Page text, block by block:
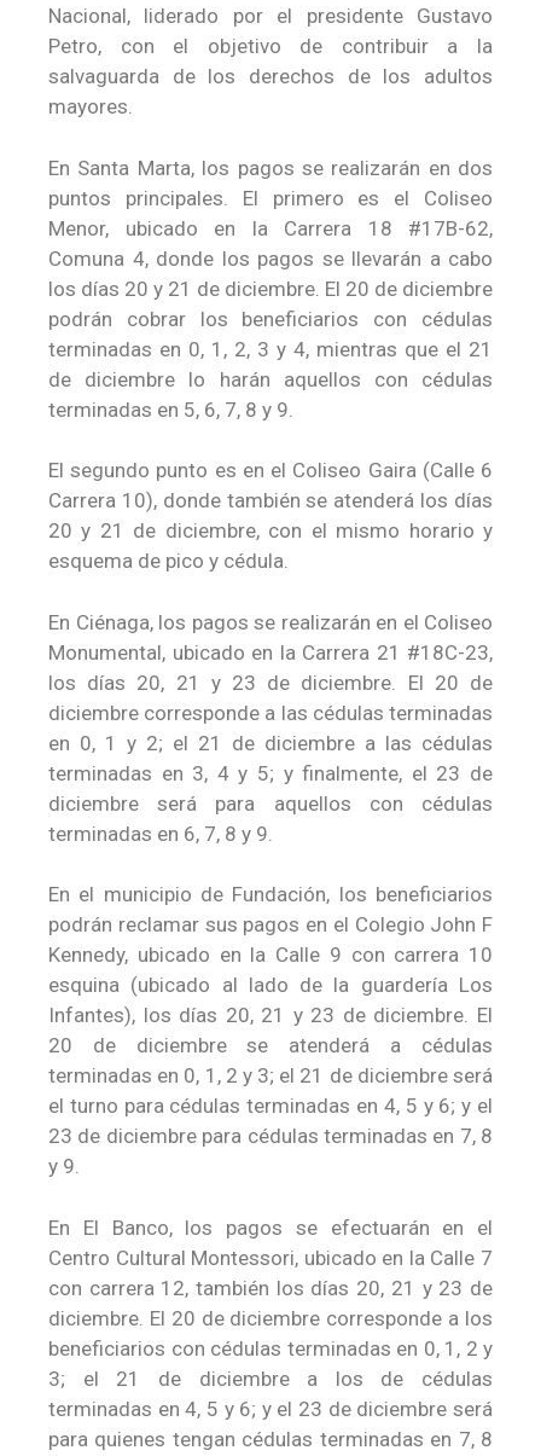
Nacional, liderado por el presidente Gustavo
Petro, con el objetivo de contribuir a la
salvaguarda de los derechos de los adultos
mayores.
En Santa Marta, los pagos se realizarán en dos
puntos principales. El primero es el Coliseo
Menor, ubicado en la Carrera 18 #17B-62,
Comuna 4, donde los pagos se llevarán a cabo
los días 20 y 21 de diciembre. El 20 de diciembre
podrán cobrar los beneficiarios con cédulas
terminadas en 0, 1, 2, 3 y 4, mientras que el 21
de diciembre lo harán aquellos con cédulas
terminadas en 5, 6, 7, 8 y 9.
El segundo punto es en el Coliseo Gaira (Calle 6
Carrera 10), donde también se atenderá los días
20 y 21 de diciembre, con el mismo horario y
esquema de pico y cédula.
En Ciénaga, los pagos se realizarán en el Coliseo
Monumental, ubicado en la Carrera 21 #18C-23,
los días 20, 21 y 23 de diciembre. El 20 de
diciembre corresponde a las cédulas terminadas
en 0, 1 y 2; el 21 de diciembre a las cédulas
terminadas en 3, 4 y 5; y finalmente, el 23 de
diciembre será para aquellos con cédulas
terminadas en 6, 7, 8 y 9.
En el municipio de Fundación, los beneficiarios
podrán reclamar sus pagos en el Colegio John F
Kennedy, ubicado en la Calle 9 con carrera 10
esquina (ubicado al lado de la guardería Los
Infantes), los días 20, 21 y 23 de diciembre. El
20 de diciembre se atenderá a cédulas
terminadas en 0, 1, 2 y 3; el 21 de diciembre será
el turno para cédulas terminadas en 4, 5 y 6; y el
23 de diciembre para cédulas terminadas en 7, 8
y 9.
En El Banco, los pagos se efectuarán en el
Centro Cultural Montessori, ubicado en la Calle 7
con carrera 12, también los días 20, 21 y 23 de
diciembre. El 20 de diciembre corresponde a los
beneficiarios con cédulas terminadas en 0, 1, 2 y
3; el 21 de diciembre a los de cédulas
terminadas en 4, 5 y 6; y el 23 de diciembre será
para quienes tengan cédulas terminadas en 7, 8